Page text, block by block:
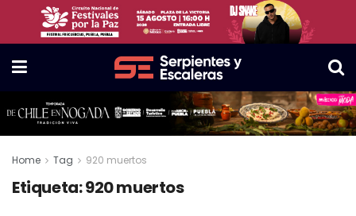
Home Tag 920 muertos
Etiqueta:920 muertos